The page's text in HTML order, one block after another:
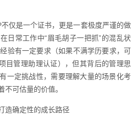
仅是一个证书，更是一套极度严谨的做
日常工作中“眉毛胡子一把抓”的混乱状
验有一定要求（如果不满学历要求，可
目管理助理认证），但其背后的管理思
一定挑战性，需要理解大量的场景化考
不可估量的价值。
造确定性的成长路径